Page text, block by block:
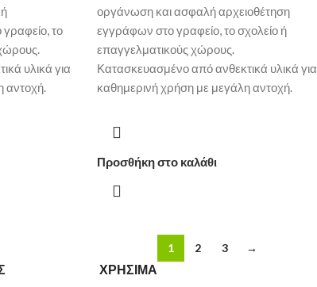
το
υλικά για
αντοχή.
οργάνωση και ασφαλή αρχειοθέτηση
εγγράφων στο γραφείο, το σχολείο ή
επαγγελματικούς χώρους.
Κατασκευασμένο από ανθεκτικά υλικά για
καθημερινή χρήση με μεγάλη αντοχή.
Προσθήκη στο καλάθι
1 2 3 →
ΧΡΗΣΙΜΑ